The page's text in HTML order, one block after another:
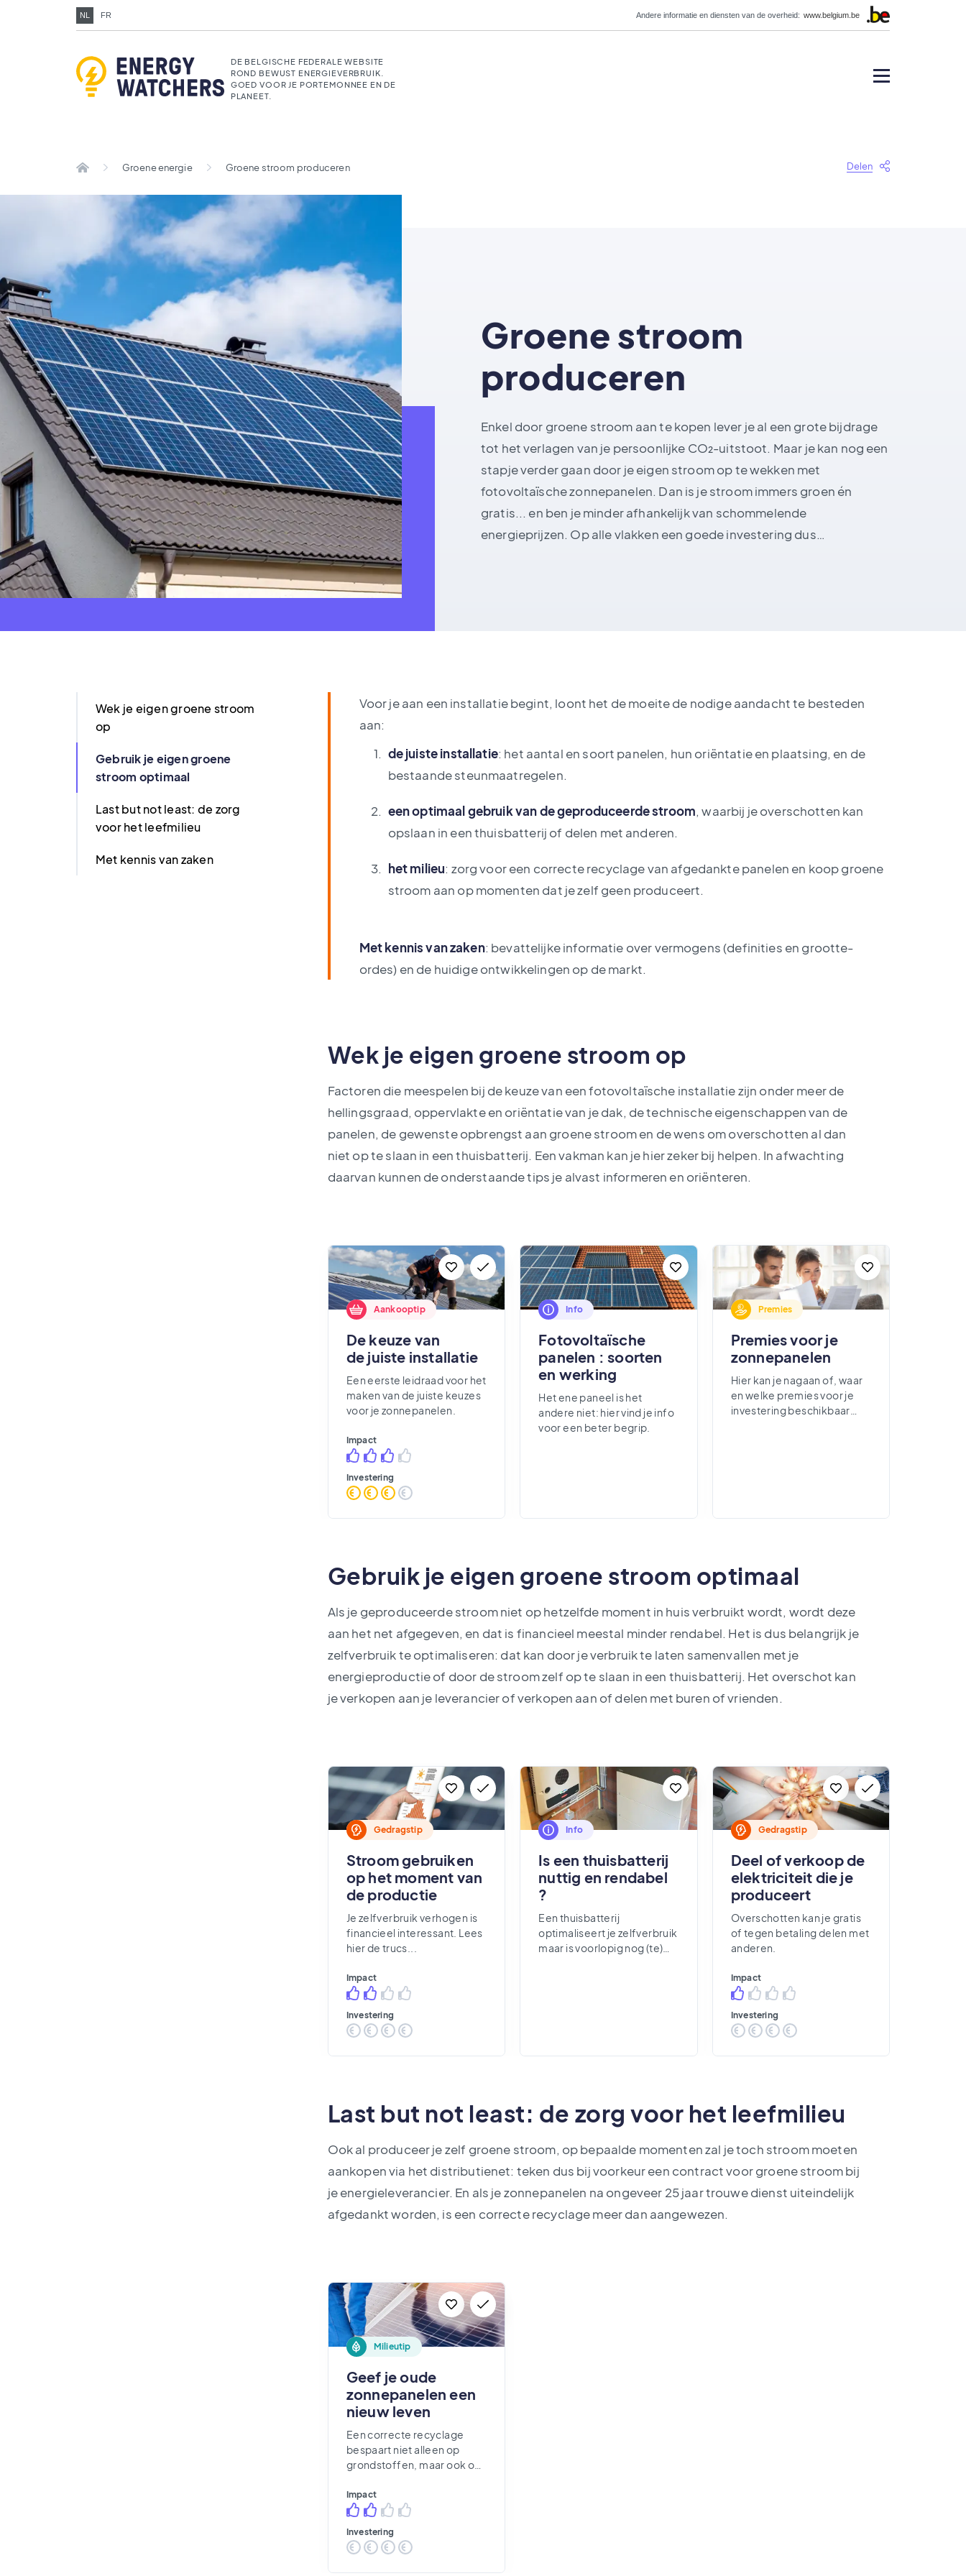
NL FR Andere informatie en diensten van de overheid: www.belgium.be
DE BELGISCHE FEDERALE WEBSITE
ROND BEWUST ENERGIEVERBRUIK.
GOED VOOR JE PORTEMONNEE EN DE
PLANEET.
Groene energie Groene stroom produceren Delen
Groene stroom
produceren
Enkel door groene stroom aan te kopen lever je al een grote bijdrage
tot het verlagen van je persoonlijke CO₂-uitstoot. Maar je kan nog een
stapje verder gaan door je eigen stroom op te wekken met
fotovoltaïsche zonnepanelen. Dan is je stroom immers groen én
gratis... en ben je minder afhankelijk van schommelende
energieprijzen. Op alle vlakken een goede investering dus…
Wek je eigen groene stroom
op
Gebruik je eigen groene
stroom optimaal
Last but not least: de zorg
voor het leefmilieu
Met kennis van zaken
Voor je aan een installatie begint, loont het de moeite de nodige aandacht te besteden
aan:
de juiste installatie: het aantal en soort panelen, hun oriëntatie en plaatsing, en de
bestaande steunmaatregelen.
een optimaal gebruik van de geproduceerde stroom, waarbij je overschotten kan
opslaan in een thuisbatterij of delen met anderen.
het milieu: zorg voor een correcte recyclage van afgedankte panelen en koop groene
stroom aan op momenten dat je zelf geen produceert.
Met kennis van zaken: bevattelijke informatie over vermogens (definities en grootte-
ordes) en de huidige ontwikkelingen op de markt.
Wek je eigen groene stroom op
Factoren die meespelen bij de keuze van een fotovoltaïsche installatie zijn onder meer de
hellingsgraad, oppervlakte en oriëntatie van je dak, de technische eigenschappen van de
panelen, de gewenste opbrengst aan groene stroom en de wens om overschotten al dan
niet op te slaan in een thuisbatterij. Een vakman kan je hier zeker bij helpen. In afwachting
daarvan kunnen de onderstaande tips je alvast informeren en oriënteren.
Aankooptip
De keuze van
de juiste installatie
Een eerste leidraad voor het
maken van de juiste keuzes
voor je zonnepanelen.
Impact
Investering
Info
Fotovoltaïsche
panelen : soorten
en werking
Het ene paneel is het
andere niet: hier vind je info
voor een beter begrip.
Premies
Premies voor je
zonnepanelen
Hier kan je nagaan of, waar
en welke premies voor je
investering beschikbaar
Gebruik je eigen groene stroom optimaal
Als je geproduceerde stroom niet op hetzelfde moment in huis verbruikt wordt, wordt deze
aan het net afgegeven, en dat is financieel meestal minder rendabel. Het is dus belangrijk je
zelfverbruik te optimaliseren: dat kan door je verbruik te laten samenvallen met je
energieproductie of door de stroom zelf op te slaan in een thuisbatterij. Het overschot kan
je verkopen aan je leverancier of verkopen aan of delen met buren of vrienden.
Gedragstip
Stroom gebruiken
op het moment van
de productie
Je zelfverbruik verhogen is
financieel interessant. Lees
hier de trucs...
Impact
Investering
Info
Is een thuisbatterij
nuttig en rendabel
?
Een thuisbatterij
optimaliseert je zelfverbruik
maar is voorlopig nog (te)
Gedragstip
Deel of verkoop de
elektriciteit die je
produceert
Overschotten kan je gratis
of tegen betaling delen met
anderen.
Impact
Investering
Last but not least: de zorg voor het leefmilieu
Ook al produceer je zelf groene stroom, op bepaalde momenten zal je toch stroom moeten
aankopen via het distributienet: teken dus bij voorkeur een contract voor groene stroom bij
je energieleverancier. En als je zonnepanelen na ongeveer 25 jaar trouwe dienst uiteindelijk
afgedankt worden, is een correcte recyclage meer dan aangewezen.
Milieutip
Geef je oude
zonnepanelen een
nieuw leven
Een correcte recyclage
bespaart niet alleen op
grondstoffen, maar ook op
Impact
Investering